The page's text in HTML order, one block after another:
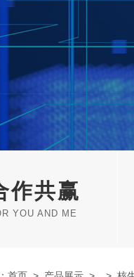
作共赢
YOU AND ME